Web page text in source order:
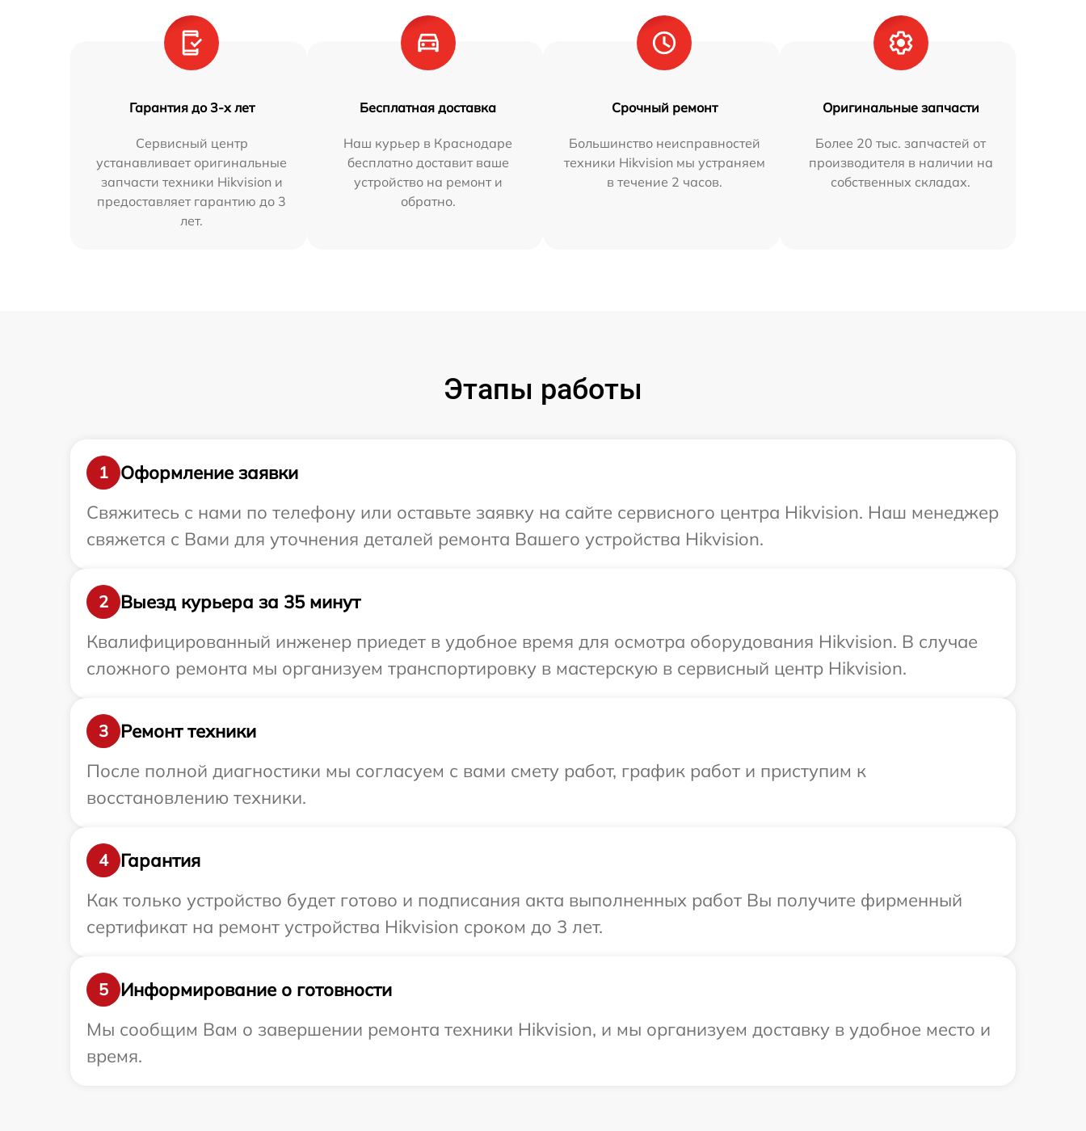
Гарантия до 3-х лет
Сервисный центр
устанавливает оригинальные
запчасти техники Hikvision и
предоставляет гарантию до 3
лет.
Бесплатная доставка
Наш курьер в Краснодаре
бесплатно доставит ваше
устройство на ремонт и
обратно.
Срочный ремонт
Большинство неисправностей
техники Hikvision мы устраняем
в течение 2 часов.
Оригинальные запчасти
Более 20 тыс. запчастей от
производителя в наличии на
собственных складах.
Этапы работы
1
Оформление заявки
Свяжитесь с нами по телефону или оставьте заявку на сайте сервисного центра Hikvision. Наш менеджер
свяжется с Вами для уточнения деталей ремонта Вашего устройства Hikvision.
2
Выезд курьера за 35 минут
Квалифицированный инженер приедет в удобное время для осмотра оборудования Hikvision. В случае
сложного ремонта мы организуем транспортировку в мастерскую в сервисный центр Hikvision.
3
Ремонт техники
После полной диагностики мы согласуем с вами смету работ, график работ и приступим к
восстановлению техники.
4
Гарантия
Как только устройство будет готово и подписания акта выполненных работ Вы получите фирменный
сертификат на ремонт устройства Hikvision сроком до 3 лет.
5
Информирование о готовности
Мы сообщим Вам о завершении ремонта техники Hikvision, и мы организуем доставку в удобное место и
время.